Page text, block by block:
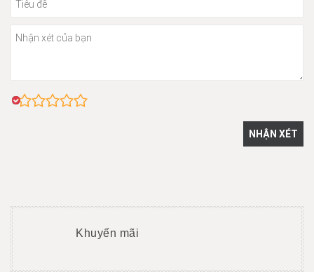
Khuyến mãi